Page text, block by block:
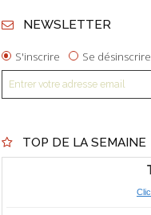
NEWSLETTER
S'inscrire Se désinscrire
TOP DE LA SEMAINE